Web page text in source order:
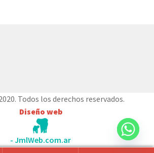
Todos los derechos reservados.
Diseño web
- JmlWeb.com.ar